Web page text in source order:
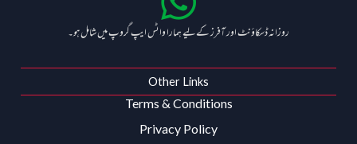
روزانہ ڈسکاؤنٹ اور آفرز کے لیے ہمارا واٹس ایپ گروپ میں شامل ہو۔
Other Links
Terms & Conditions
Privacy Policy